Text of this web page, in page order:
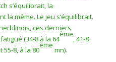
s’équilibrait, la
la même. Le jeu s’équilibrait.
ces derniers
(34-8 à la 64
ème
, 41-8
55-8, à la 80
ème
mn).